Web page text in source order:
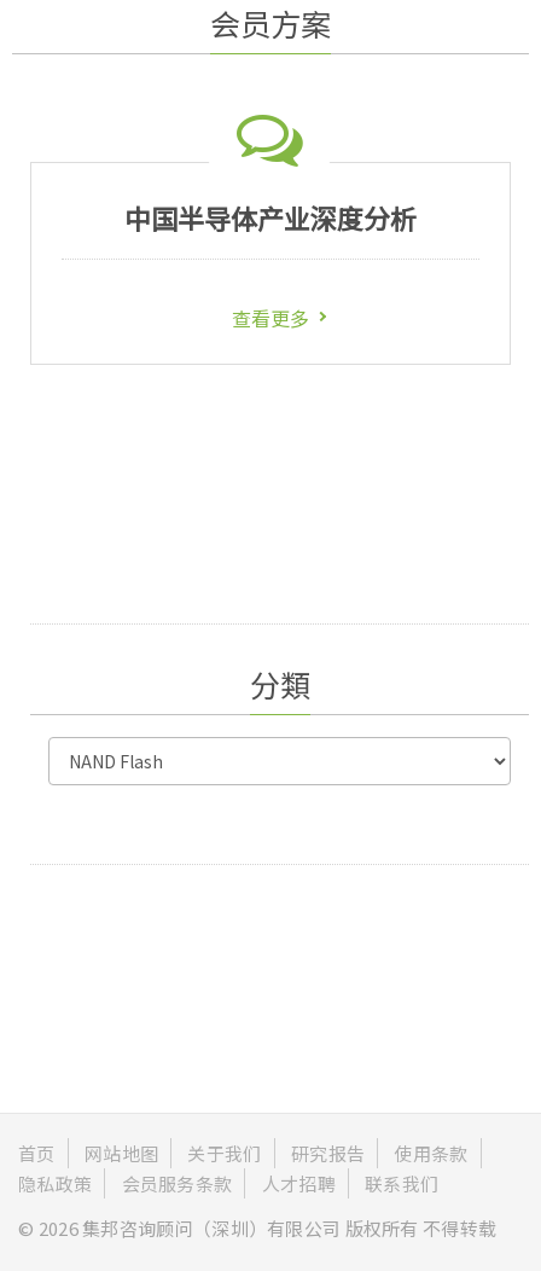
会员方案
中国半导体产业深度分析
查看更多
分類
首页 网站地图 关于我们 研究报告
使用条款
隐私政策
会员服务条款 人才招聘
联系我们
© 2026 集邦咨询顾问（深圳）有限公司 版权所有 不得转载